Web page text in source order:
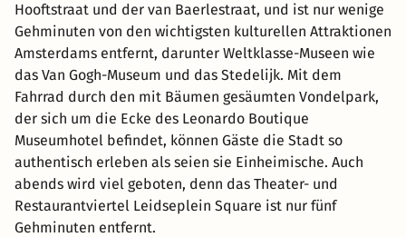
Hooftstraat und der van Baerlestraat, und ist nur wenige
Gehminuten von den wichtigsten kulturellen Attraktionen
Amsterdams entfernt, darunter Weltklasse-Museen wie
das Van Gogh-Museum und das Stedelijk. Mit dem
Fahrrad durch den mit Bäumen gesäumten Vondelpark,
der sich um die Ecke des Leonardo Boutique
Museumhotel befindet, können Gäste die Stadt so
authentisch erleben als seien sie Einheimische. Auch
abends wird viel geboten, denn das Theater- und
Restaurantviertel Leidseplein Square ist nur fünf
Gehminuten entfernt.